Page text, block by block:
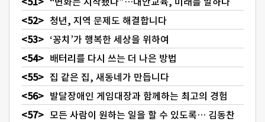
청년, 지역 문제도 해결합니다
‘꽁치’가 행복한 세상을 위하여
배터리를 다시 쓰는 더 나은 방법
집 같은 집, 새동네가 만듭니다
발달장애인 게임대장과 함께하는 최고의 경험
모든 사람이 원하는 일을 할 수 있도록… 김동찬